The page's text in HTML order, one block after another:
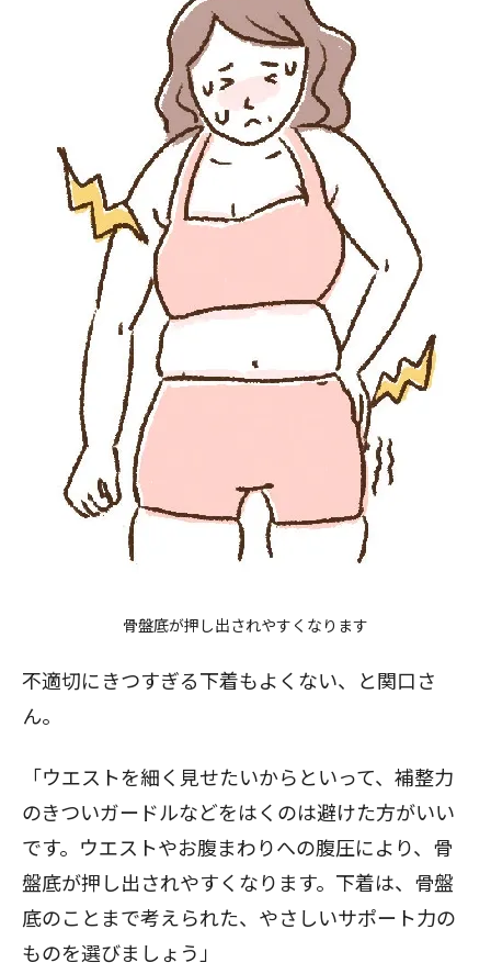
骨盤底が押し出されやすくなります
不適切にきつすぎる下着もよくない、と関口さ
ん。
「ウエストを細く見せたいからといって、補整力
のきついガードルなどをはくのは避けた方がいい
です。ウエストやお腹まわりへの腹圧により、骨
盤底が押し出されやすくなります。下着は、骨盤
底のことまで考えられた、やさしいサポート力の
ものを選びましょう」